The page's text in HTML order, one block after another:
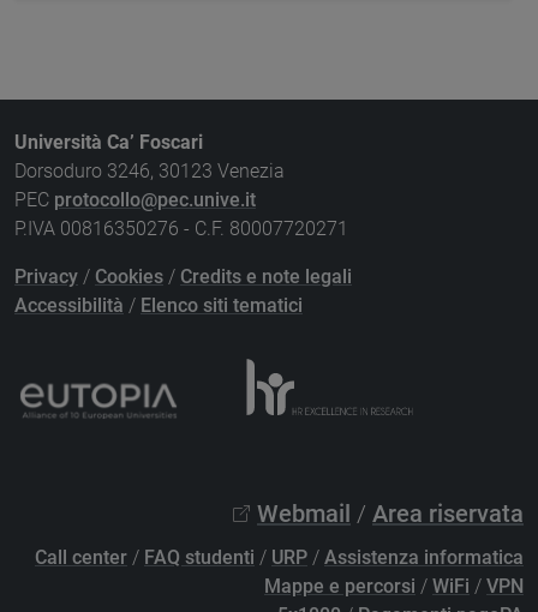
Università Ca’ Foscari
Dorsoduro 3246, 30123 Venezia
PEC protocollo@pec.unive.it
P.IVA 00816350276 - C.F. 80007720271
Privacy / Cookies / Credits e note legali
Accessibilità / Elenco siti tematici
Webmail / Area riservata
Call center / FAQ studenti / URP / Assistenza informatica
Mappe e percorsi / WiFi / VPN